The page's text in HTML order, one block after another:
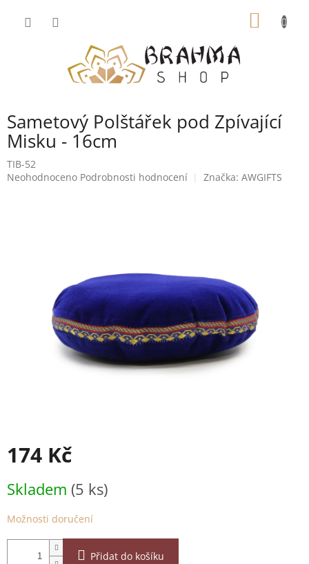
Sametový Polštářek pod Zpívající
Misku - 16cm
TIB-52
Průměrné
Neohodnoceno Podrobnosti hodnocení Značka: AWGIFTS
174 Kč
cena:
Skladem (5 ks)
Možnosti doručení
Přidat do košíku